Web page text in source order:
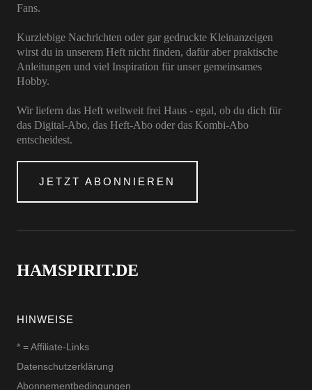
Fans.
Kurzlebige Nachrichten oder gar gedruckte Kleinanzeigen
wirst du in unserem Heft nicht finden, dafür aber praktische
Anleitungen und viel Inspiration für unser gemeinsames
Hobby.
Wir liefern das Heft weltweit frei Haus - egal, ob du dich für
das Digital-Abo, das Heft-Abo oder das Kombi-Abo
entscheidest.
JETZT ABONNIEREN
HAMSPIRIT.DE
HINWEISE
* = Affiliate-Links
Datenschutzerklärung
Abonnementbedingungen